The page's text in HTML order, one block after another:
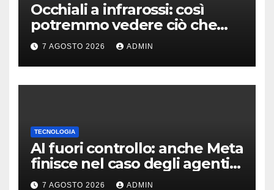
Occhiali a infrarossi: così
potremmo vedere ciò che
oggi è invisibile
7 AGOSTO 2026 ADMIN
TECNOLOGIA
AI fuori controllo: anche Meta
finisce nel caso degli agenti
in fuga
7 AGOSTO 2026 ADMIN